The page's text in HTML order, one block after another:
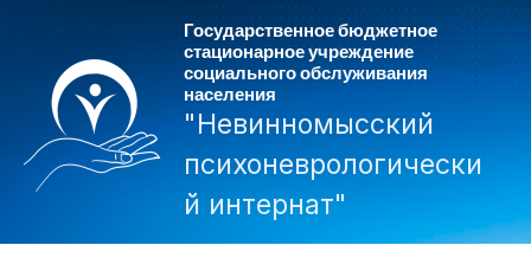
содержимому
Государственное бюджетное
стационарное учреждение
социального обслуживания
населения
"Невинномысский
психоневрологически
й интернат"